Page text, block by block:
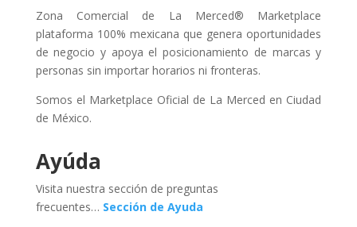
Zona Comercial de La Merced® Marketplace
plataforma 100% mexicana que genera oportunidades
de negocio y apoya el posicionamiento de marcas y
personas sin importar horarios ni fronteras.
Somos el Marketplace Oficial de La Merced en Ciudad
de México.
Ayúda
Visita nuestra sección de preguntas
frecuentes… Sección de Ayuda